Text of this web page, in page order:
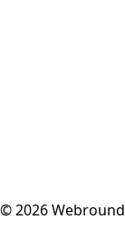
© 2026 Webround